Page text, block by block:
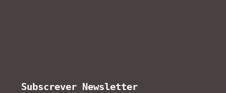
Subscrever Newsletter